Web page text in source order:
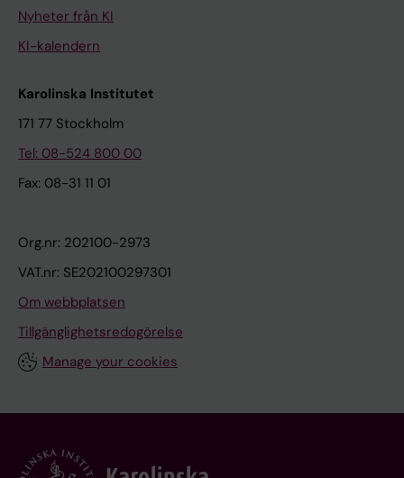
Nyheter från KI
KI-kalendern
Karolinska Institutet
171 77 Stockholm
Tel: 08-524 800 00
Fax: 08-31 11 01
Org.nr: 202100-2973
VAT.nr: SE202100297301
Om webbplatsen
Tillgänglighetsredogörelse
Manage your cookies